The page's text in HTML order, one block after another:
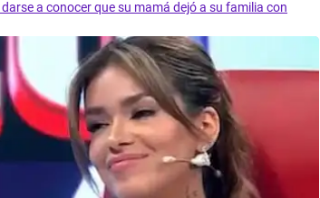
a conocer que su mamá dejó a su familia con